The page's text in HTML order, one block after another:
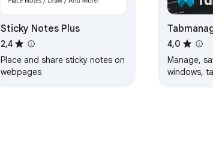
Sticky Notes Plus
2,4
Place and share sticky notes on
webpages
Session
4,0
Manage,
windows,